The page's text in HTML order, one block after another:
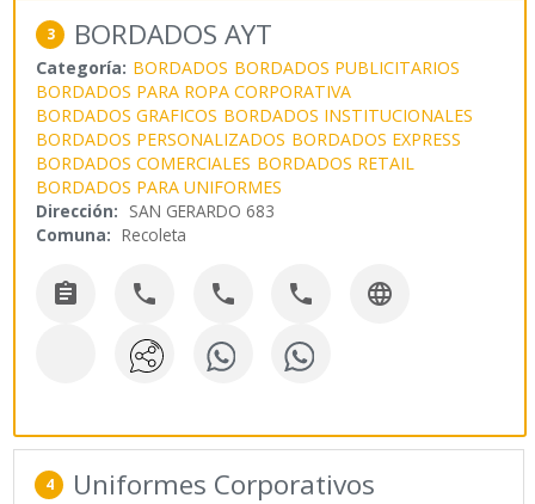
3 BORDADOS AYT
Categoría: BORDADOS BORDADOS PUBLICITARIOS
BORDADOS PARA ROPA CORPORATIVA
BORDADOS GRAFICOS BORDADOS INSTITUCIONALES
BORDADOS PERSONALIZADOS BORDADOS EXPRESS
BORDADOS COMERCIALES BORDADOS RETAIL
BORDADOS PARA UNIFORMES
Dirección: SAN GERARDO 683
Comuna: Recoleta
    
4 Uniformes Corporativos